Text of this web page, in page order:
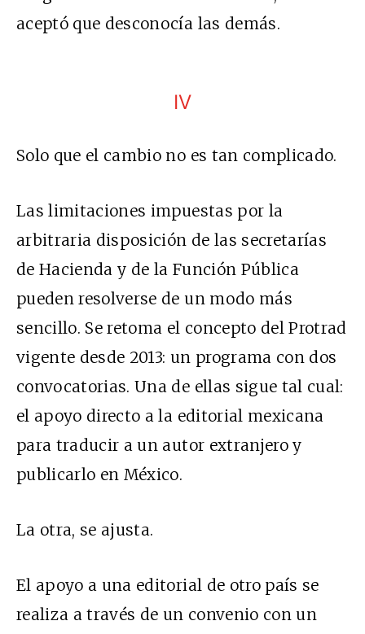
aceptó que desconocía las demás.
IV
Solo que el cambio no es tan complicado.
Las limitaciones impuestas por la
arbitraria disposición de las secretarías
de Hacienda y de la Función Pública
pueden resolverse de un modo más
sencillo. Se retoma el concepto del Protrad
vigente desde 2013: un programa con dos
convocatorias. Una de ellas sigue tal cual:
el apoyo directo a la editorial mexicana
para traducir a un autor extranjero y
publicarlo en México.
La otra, se ajusta.
El apoyo a una editorial de otro país se
realiza a través de un convenio con un